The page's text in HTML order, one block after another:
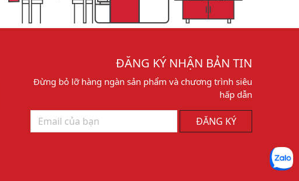
ĐĂNG KÝ NHẬN BẢN TIN
Đừng bỏ lỡ hàng ngàn sản phẩm và chương trình siêu
hấp dẫn
ĐĂNG KÝ